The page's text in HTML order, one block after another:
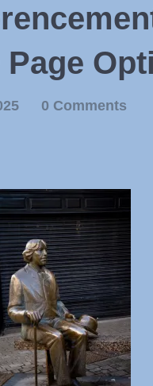
Page
0 Comments